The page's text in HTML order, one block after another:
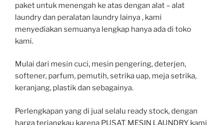
paket untuk menengah ke atas dengan alat – alat
laundry dan peralatan laundry lainya , kami
menyediakan semuanya lengkap hanya ada di toko
kami.
Mulai dari mesin cuci, mesin pengering, deterjen,
softener, parfum, pemutih, setrika uap, meja setrika,
keranjang, plastik dan sebagainya.
Perlengkapan yang di jual selalu ready stock, dengan
harga terjangkau karena PUSAT MESIN LAUNDRY kami